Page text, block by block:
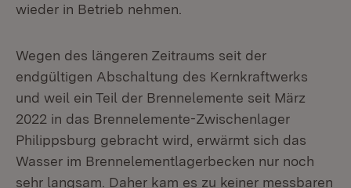
wieder in Betrieb nehmen.
Wegen des längeren Zeitraums seit der
endgültigen Abschaltung des Kernkraftwerks
und weil ein Teil der Brennelemente seit März
2022 in das Brennelemente-Zwischenlager
Philippsburg gebracht wird, erwärmt sich das
Wasser im Brennelementlagerbecken nur noch
sehr langsam. Daher kam es zu keiner messbaren